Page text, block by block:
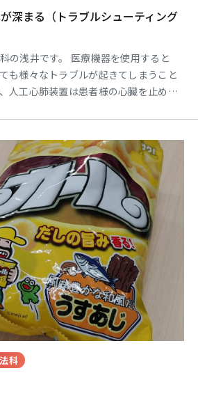
深まる（トラブルシューティング
の浅井です。 医療機器を使用すると
も様々なトラブルが起きてしまうこと
人工心肺装置は患者様の心臓を止め
ったら…血液が凝固しはじめたら… 患
与えることになるのか。そのトラブル
、対処法や予防策を合わせて考えまし
科